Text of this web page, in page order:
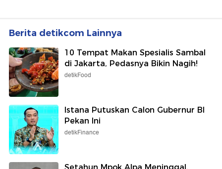
Berita detikcom Lainnya
10 Tempat Makan Spesialis Sambal
di Jakarta, Pedasnya Bikin Nagih!
detikFood
Istana Putuskan Calon Gubernur BI
Pekan Ini
detikFinance
Setahun Mpok Alpa Meninggal,